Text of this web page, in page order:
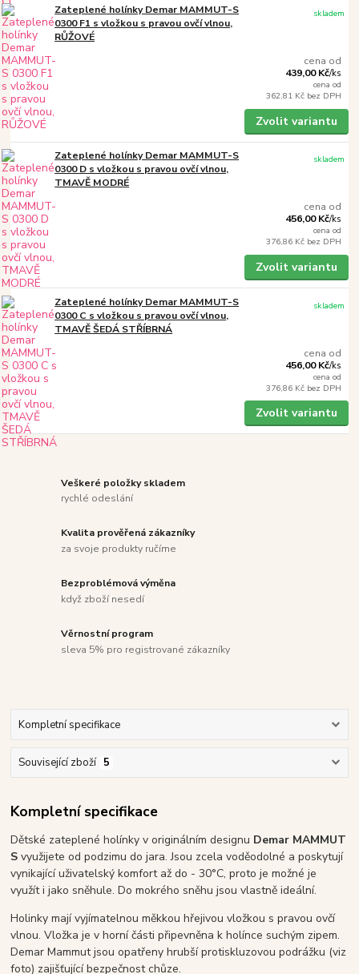
Zateplené holínky Demar MAMMUT-S
0300 F1 s vložkou s pravou ovčí vlnou,
RŮŽOVÉ
cena od
439,00 Kč/ks
cena od
362,81 Kč bez DPH
skladem
Zvolit variantu
Zateplené holínky Demar MAMMUT-S
0300 D s vložkou s pravou ovčí vlnou,
TMAVĚ MODRÉ
cena od
456,00 Kč/ks
cena od
376,86 Kč bez DPH
skladem
Zvolit variantu
Zateplené holínky Demar MAMMUT-S
0300 C s vložkou s pravou ovčí vlnou,
TMAVĚ ŠEDÁ STŘÍBRNÁ
cena od
456,00 Kč/ks
cena od
376,86 Kč bez DPH
skladem
Zvolit variantu
Veškeré položky skladem
rychlé odeslání
Kvalita prověřená zákazníky
za svoje produkty ručíme
Bezproblémová výměna
když zboží nesedí
Věrnostní program
sleva 5% pro registrované zákazníky
Kompletní specifikace
Související zboží 5
Kompletní specifikace
Dětské zateplené holínky v originálním designu Demar MAMMUT
S využijete od podzimu do jara. Jsou zcela voděodolné a poskytují
vynikající uživatelský komfort až do - 30°C, proto je možné je
využít i jako sněhule. Do mokrého sněhu jsou vlastně ideální.
Holinky mají vyjímatelnou měkkou hřejivou vložkou s pravou ovčí
vlnou. Vložka je v horní části připevněna k holínce suchým zipem.
Demar Mammut jsou opatřeny hrubší protiskluzovou podrážku (viz
foto) zajišťující bezpečnost chůze.